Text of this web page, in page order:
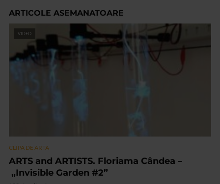
ARTICOLE ASEMANATOARE
VIDEO
CLIPA DE ARTA
ARTS and ARTISTS. Floriama Cândea –
„Invisible Garden #2”